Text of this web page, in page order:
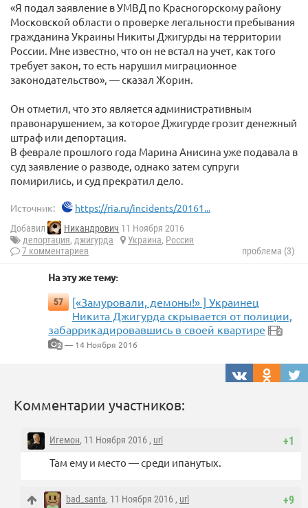
«Я подал заявление в УМВД по Красногорскому району
Московской области о проверке легальности пребывания
гражданина Украины Никиты Джигурды на территории
России. Мне известно, что он не встал на учет, как того
требует закон, то есть нарушил миграционное
законодательство», — сказал Жорин.
Он отметил, что это является административным
правонарушением, за которое Джигурде грозит денежный
штраф или депортация.
В феврале прошлого года Марина Анисина уже подавала в
суд заявление о разводе, однако затем супруги
помирились, и суд прекратил дело.
Источник: https://ria.ru/incidents/20161...
Добавил Никандрович 11 Ноября 2016
депортация, джигурда Украина, Россия
7 комментариев
проблема (3)
На эту же тему:
57
[«Замуровали, демоны!» ] Украинец
Никита Джигурда скрывается от полиции,
забаррикадировавшись в своей квартире
2
2 — 14 Ноября 2016
Комментарии участников:
+1
Игемон, 11 Ноября 2016 , url
Там ему и место — среди ипанутых.
+9
bad_santa, 11 Ноября 2016 , url